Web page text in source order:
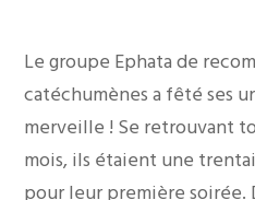
Le groupe Ephata de
catéchumènes a fêté ses
merveille ! Se retrouvant
mois, ils étaient une
pour leur première soirée.